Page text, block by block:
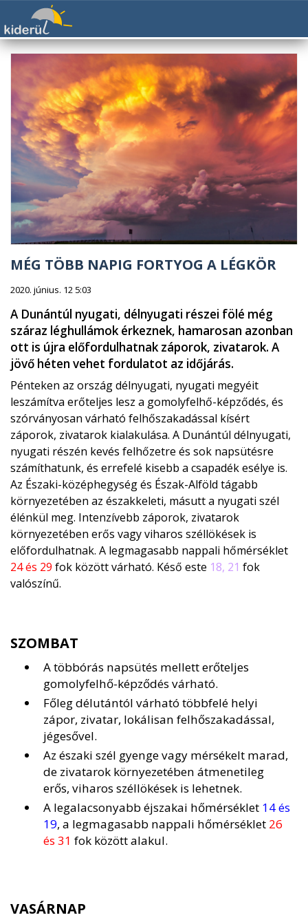
MÉG TÖBB NAPIG FORTYOG A LÉGKÖR
2020. június. 12 5:03
A Dunántúl nyugati, délnyugati részei fölé még
száraz léghullámok érkeznek, hamarosan azonban
ott is újra előfordulhatnak záporok, zivatarok. A
jövő héten vehet fordulatot az időjárás.
Pénteken az ország délnyugati, nyugati megyéit
leszámítva erőteljes lesz a gomolyfelhő-képződés, és
szórványosan várható felhőszakadással kísért
záporok, zivatarok kialakulása. A Dunántúl délnyugati,
nyugati részén kevés felhőzetre és sok napsütésre
számíthatunk, és errefelé kisebb a csapadék esélye is.
Az Északi-középhegység és Észak-Alföld tágabb
környezetében az északkeleti, másutt a nyugati szél
élénkül meg. Intenzívebb záporok, zivatarok
környezetében erős vagy viharos széllökések is
előfordulhatnak. A legmagasabb nappali hőmérséklet
24 és 29 fok között várható. Késő este 18, 21 fok
valószínű.
SZOMBAT
A többórás napsütés mellett erőteljes
gomolyfelhő-képződés várható.
Főleg délutántól várható többfelé helyi
zápor, zivatar, lokálisan felhőszakadással,
jégesővel.
Az északi szél gyenge vagy mérsékelt marad,
de zivatarok környezetében átmenetileg
erős, viharos széllökések is lehetnek.
A legalacsonyabb éjszakai hőmérséklet 14 és
19, a legmagasabb nappali hőmérséklet 26
és 31 fok között alakul.
VASÁRNAP